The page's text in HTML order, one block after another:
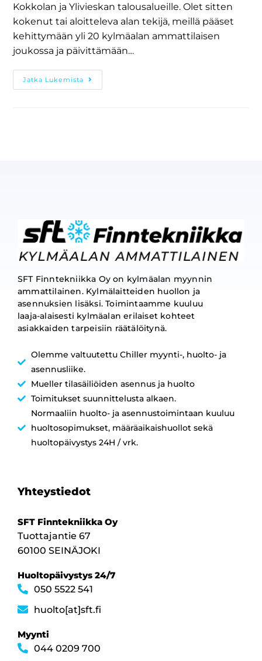
Kokkolan ja Ylivieskan talousalueille. Olet sitten
kokenut tai aloitteleva alan tekijä, meillä pääset
kehittymään yli 20 kylmäalan ammattilaisen
joukossa ja päivittämään…
Jatka Lukemista
SFT Finntekniikka Oy on kylmäalan myynnin
ammattilainen. Kylmälaitteiden huollon ja
asennuksien lisäksi. Toimintaamme kuuluu
laaja-alaisesti kylmäalan erilaiset kohteet
asiakkaiden tarpeisiin räätälöitynä.
Olemme valtuutettu Chiller myynti-, huolto- ja
asennusliike.
Mueller tilasäiliöiden asennus ja huolto
Toimitukset suunnittelusta alkaen.
Normaaliin huolto- ja asennustoimintaan kuuluu
huoltosopimukset, määräaikaishuollot sekä
huoltopäivystys 24H / vrk.
Yhteystiedot
SFT Finntekniikka Oy
Tuottajantie 67
60100 SEINÄJOKI
Huoltopäivystys 24/7
050 5522 541
huolto[at]sft.fi
Myynti
044 0209 700